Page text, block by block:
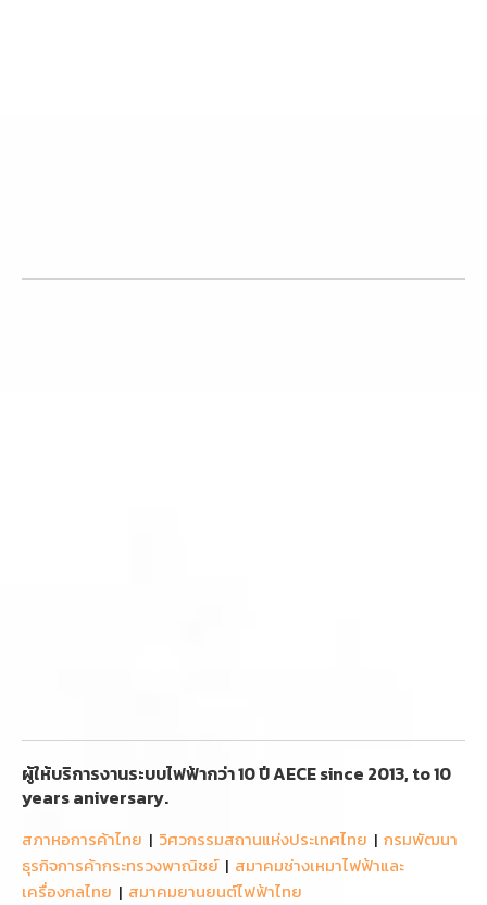
ผู้ให้บริการงานระบบไฟฟ้ากว่า 10 ปี AECE since 2013, to 10
years aniversary.
สภาหอการค้าไทย | วิศวกรรมสถานแห่งประเทศไทย | กรมพัฒนา
ธุรกิจการค้ากระทรวงพาณิชย์| สมาคมช่างเหมาไฟฟ้าและ
เครื่องกลไทย | สมาคมยานยนต์ไฟฟ้าไทย